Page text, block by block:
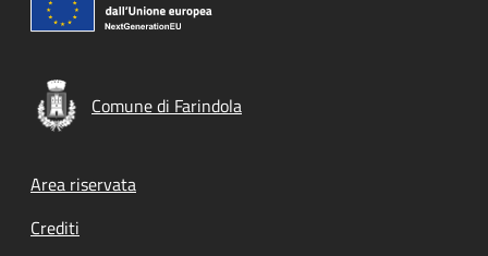
Comune di Farindola
Footer menu
Area riservata
Crediti